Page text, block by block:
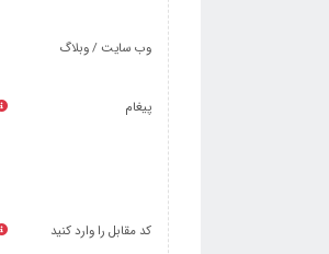
وب سایت / وبلاگ
پیغام
کد مقابل را وارد کنید